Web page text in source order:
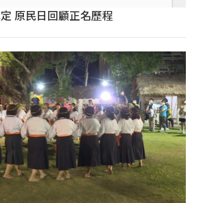
原民日回顧正名歷程